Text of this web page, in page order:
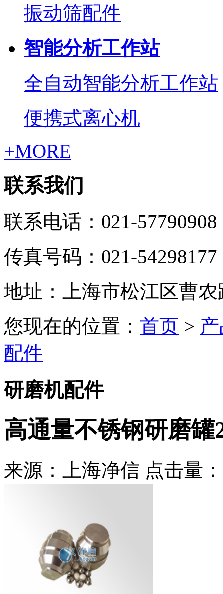
振动筛配件
智能分析工作站
全自动智能分析工作站
便携式离心机
+MORE
联系我们
联系电话：021-57790908
传真号码：021-54298177
地址：上海市松江区曹农
您现在的位置： 首页 >
配件
研磨机配件
高通量不锈钢研磨罐
来源：上海净信 点击量：